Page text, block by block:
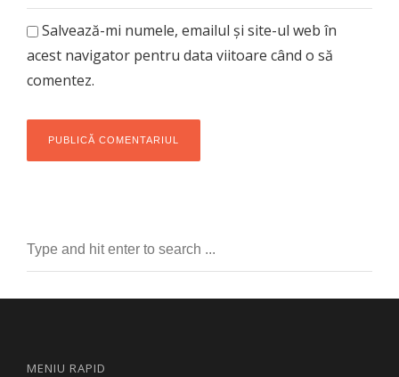
Salvează-mi numele, emailul și site-ul web în
acest navigator pentru data viitoare când o să
comentez.
MENIU RAPID